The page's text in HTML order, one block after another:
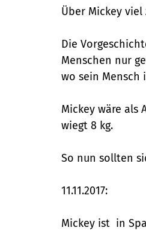
Über Mickey
Die
Menschen nur
wo sein Mensch
Mickey wäre als
wiegt 8 kg.
So nun sollten
11.11.2017:
Mickey ist in